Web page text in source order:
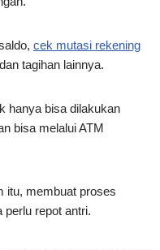
cek mutasi rekening
tagihan lainnya.
hanya bisa dilakukan
bisa melalui ATM
itu, membuat proses
perlu repot antri.